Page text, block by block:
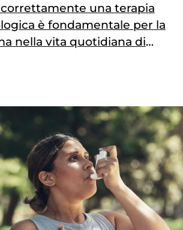
una terapia
è fondamentale per la
nella vita quotidiana di
del paziente alle
del medico
ai tempi, alle dosi e alla
nell’assunzione del
per l’intero ciclo di terapia –